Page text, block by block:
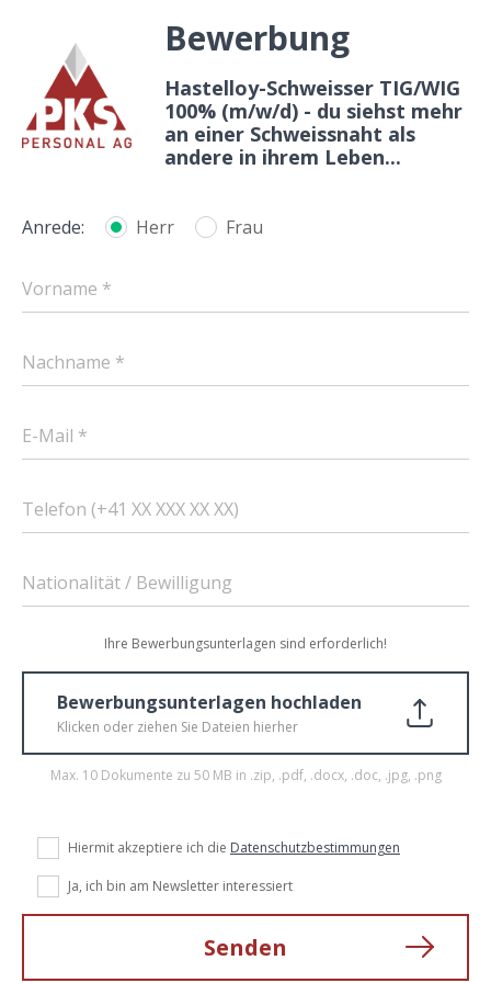
Bewerbung
Hastelloy-Schweisser TIG/WIG
100% (m/w/d) - du siehst mehr
an einer Schweissnaht als
andere in ihrem Leben...
Anrede: Herr Frau
Vorname *
Nachname *
E-Mail *
Telefon (+41 XX XXX XX XX)
Nationalität / Bewilligung
Ihre Bewerbungsunterlagen sind erforderlich!
Bewerbungsunterlagen hochladen
Klicken oder ziehen Sie Dateien hierher
Max. 10 Dokumente zu 50 MB in .zip, .pdf, .docx, .doc, .jpg, .png
Hiermit akzeptiere ich die Datenschutzbestimmungen
Ja, ich bin am Newsletter interessiert
Senden